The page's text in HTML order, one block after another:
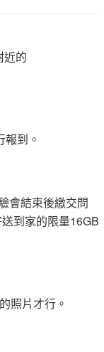
近的
到。
會結束後繳交問
到家的限量16GB
照片才行。